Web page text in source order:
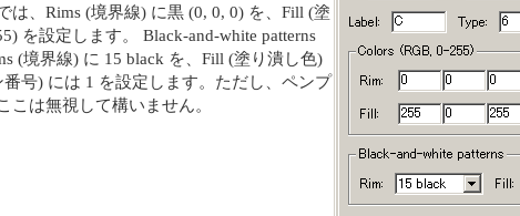
は、Rims (境界線) に黒 (0, 0, 0) を、Fill (塗
を設定します。 Black-and-white patterns
(境界線) に 15 black を、Fill (塗り潰し色)
号) には 1 を設定します。ただし、ペンプ
こは無視して構いません。